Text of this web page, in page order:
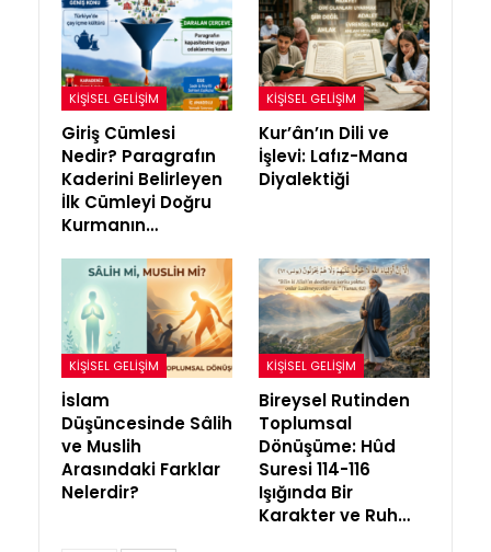
KIŞISEL GELIŞIM
Giriş Cümlesi
Nedir? Paragrafın
Kaderini Belirleyen
İlk Cümleyi Doğru
Kurmanın…
KIŞISEL GELIŞIM
Kur’ân’ın Dili ve
İşlevi: Lafız-Mana
Diyalektiği
KIŞISEL GELIŞIM
İslam
Düşüncesinde Sâlih
ve Muslih
Arasındaki Farklar
Nelerdir?
KIŞISEL GELIŞIM
Bireysel Rutinden
Toplumsal
Dönüşüme: Hûd
Suresi 114-116
Işığında Bir
Karakter ve Ruh…